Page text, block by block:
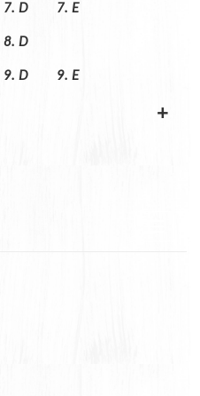
7. D 7. E
8. D
9. D 9. E
+